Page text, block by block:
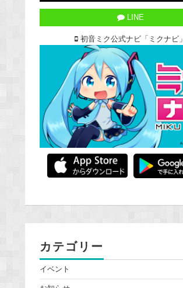
LINE
初音ミク公式ナビ「ミクナビ」
カテゴリー
イベント